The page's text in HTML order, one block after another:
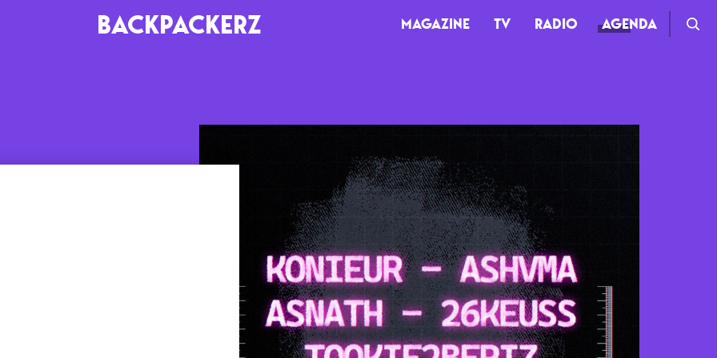
BACKPACKERZ MAGAZINE TV RADIO AGENDA
Paris
RADIO
Mixes
TV
Live
Documentaires
Web-séries